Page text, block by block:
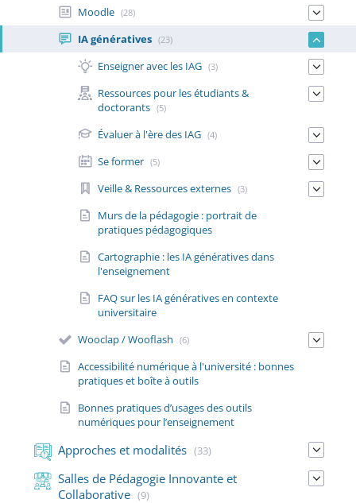
Moodle (28)
IA génératives (23)
Enseigner avec les IAG (3)
Ressources pour les étudiants &
doctorants (5)
Évaluer à l'ère des IAG (4)
Se former (5)
Veille & Ressources externes (3)
Murs de la pédagogie : portrait de
pratiques pédagogiques
Cartographie : les IA génératives dans
l'enseignement
FAQ sur les IA génératives en contexte
universitaire
Wooclap / Wooflash (6)
Accessibilité numérique à l'université : bonnes
pratiques et boîte à outils
Bonnes pratiques d’usages des outils
numériques pour l’enseignement
Approches et modalités (33)
Salles de Pédagogie Innovante et
Collaborative (9)